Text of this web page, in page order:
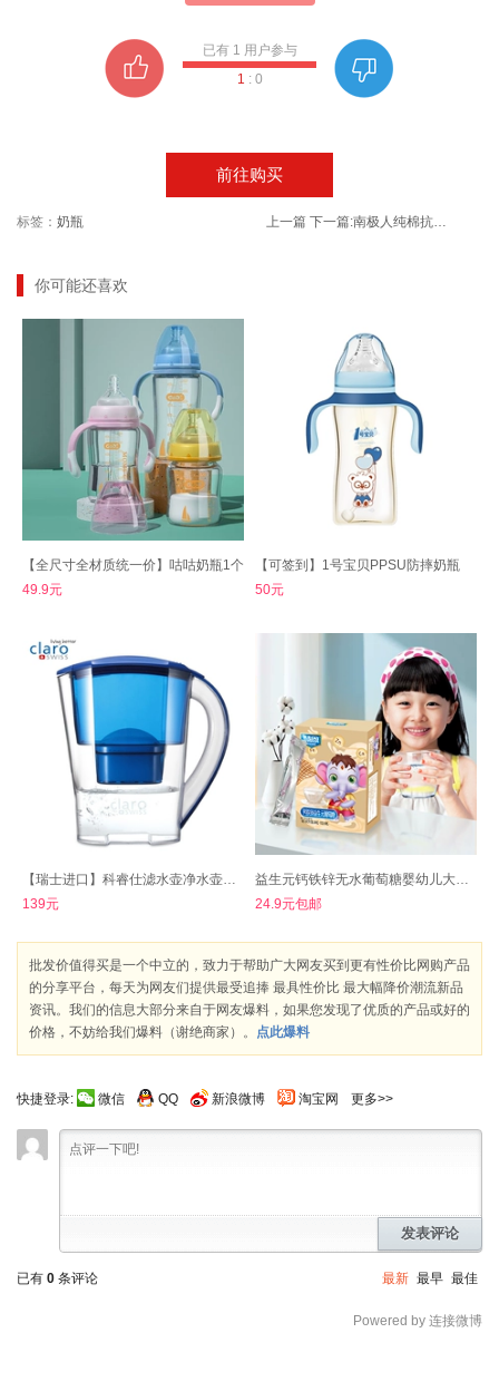
已有 1 用户参与
1 : 0
前往购买
标签： 奶瓶 上一篇 下一篇: 南极人纯棉抗菌裆舒适蕾丝中腰女士内裤
你可能还喜欢
【全尺寸全材质统一价】咕咕奶瓶1个
49.9元
【可签到】1号宝贝PPSU防摔奶瓶
50元
【瑞士进口】科睿仕滤水壶净水壶过滤壶
139元
益生元钙铁锌无水葡萄糖婴幼儿大人葡萄糖粉
24.9元包邮
批发价值得买是一个中立的，致力于帮助广大网友买到更有性价比网购产品
的分享平台，每天为网友们提供最受追捧 最具性价比 最大幅降价潮流新品
资讯。我们的信息大部分来自于网友爆料，如果您发现了优质的产品或好的
价格，不妨给我们爆料（谢绝商家）。 点此爆料
快捷登录: 微信 QQ 新浪微博 淘宝网 更多>>
发表评论
已有 0 条评论 最新 最早 最佳
Powered by 连接微博